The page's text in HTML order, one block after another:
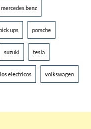
mercedes benz
ups porsche
suzuki tesla
electricos volkswagen